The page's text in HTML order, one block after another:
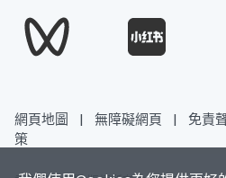
網頁地圖 | 無障礙網頁 | 免責
策